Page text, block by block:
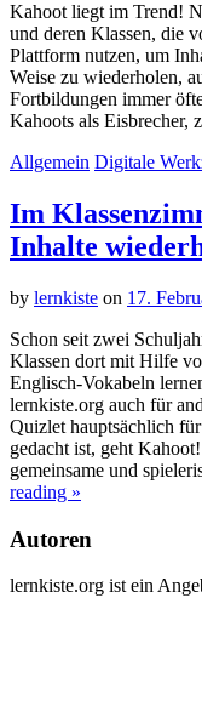
Kahoot liegt im Trend!
und deren Klassen, die
Plattform nutzen, um
Weise zu wiederholen,
Fortbildungen immer
Kahoots als
Allgemein Digitale
Im
Inhalte
by lernkiste on 17.
Schon seit zwei
Klassen dort mit Hilfe
Englisch-Vokabeln
lernkiste.org auch für
Quizlet hauptsächlich
gedacht ist, geht
gemeinsame und
reading »
Autoren
lernkiste.org ist ein